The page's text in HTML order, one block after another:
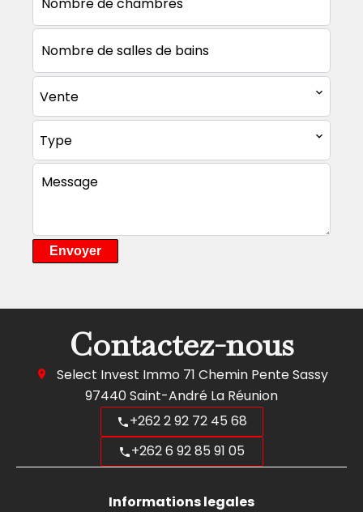
Vente
Type
Envoyer
Contactez-nous
Select Invest Immo 71 Chemin Pente Sassy
97440Saint-André La Réunion
+262 2 92 72 45 68
+262 6 92 85 91 05
Informations legales